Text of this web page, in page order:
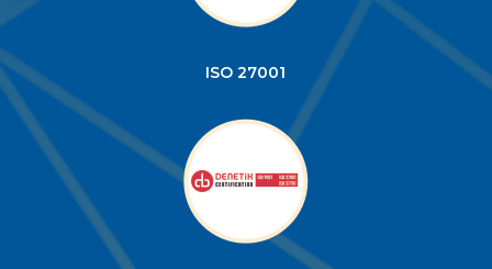
ISO 27001